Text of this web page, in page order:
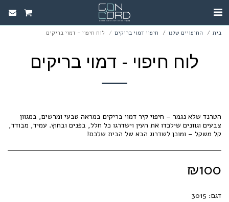
בית החיפויים שלנו חיפוי דמוי בריקים לוח חיפוי - דמוי בריקים
לוח חיפוי - דמוי בריקים
הטרנד שלא נגמר – חיפוי קיר דמוי בריקים במראה טבעי ומרשים, במגוון
צבעים וגוונים שילכדו את העין וישדרגו כל חלל, בפנים ובחוץ. עמיד, מבודד,
קל משקל – ומוכן לשדרוג הבא של הבית שלכם!
₪100
דגם: 3015